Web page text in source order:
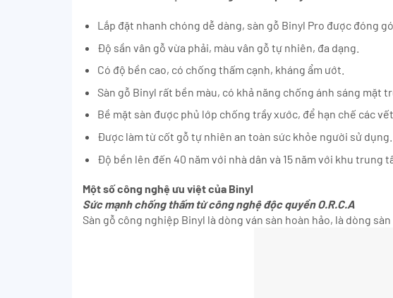
Lắp đặt nhanh chóng dễ dàng, sàn gỗ Binyl Pro được đóng
Độ sần vân gỗ vừa phải, màu vân gỗ tự nhiên, đa dạng.
Có độ bền cao, có chống thấm cạnh, kháng ẩm ướt.
Sàn gỗ Binyl rất bền màu, có khả năng chống ánh sáng mặt
Bề mặt sàn được phủ lớp chống trầy xước, để hạn chế các
Được làm từ cốt gỗ tự nhiên an toàn sức khỏe người sử dụng.
Độ bền lên đến 40 năm với nhà dân và 15 năm với khu trung
Một số công nghệ ưu việt của Binyl
Sức mạnh chống thấm từ công nghệ độc quyền O.R.C.A
Sàn gỗ công nghiệp Binyl là dòng ván sàn hoàn hảo, là dòng